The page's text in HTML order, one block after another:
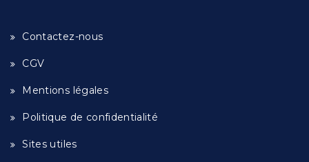
Contactez-nous
CGV
Mentions légales
Politique de confidentialité
Sites utiles